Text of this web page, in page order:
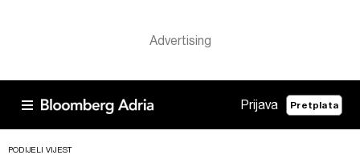
Prijava Pretplata
PODIJELI VIJEST